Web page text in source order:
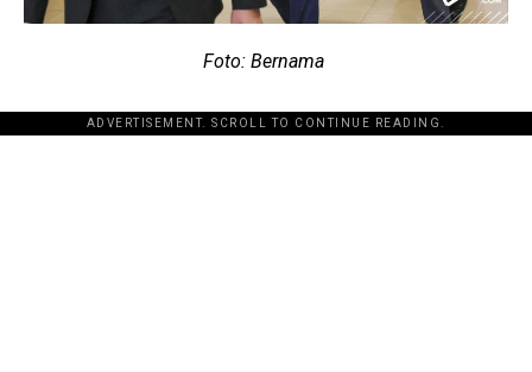
Foto: Bernama
ADVERTISEMENT. SCROLL TO CONTINUE READING.